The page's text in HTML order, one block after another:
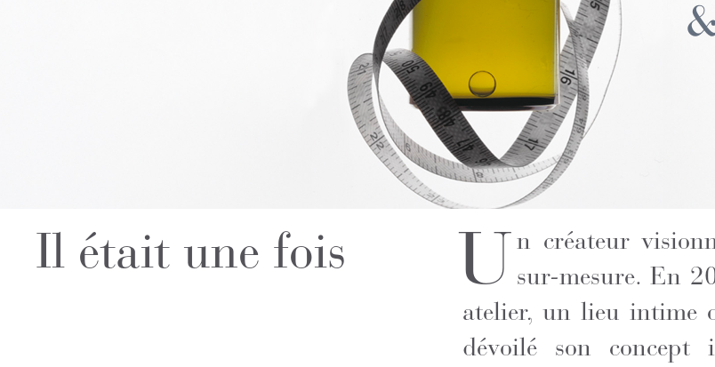
Il était une fois Un créateur
sur-mesure. En
atelier, un lieu intime
dévoilé son concept